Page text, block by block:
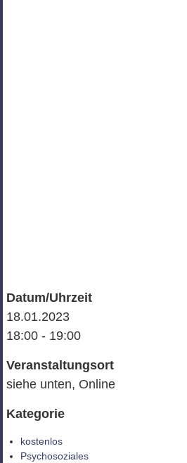
Datum/Uhrzeit
18.01.2023
18:00 - 19:00
Veranstaltungsort
siehe unten, Online
Kategorie
kostenlos
Psychosoziales